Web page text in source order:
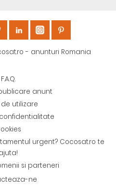
- anunturi Romania
F.A.Q.
anunt
de utilizare
urgent? Cocosat.ro te
si parteneri
ne